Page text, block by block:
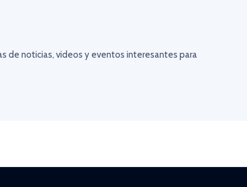
de noticias, videos y eventos interesantes para